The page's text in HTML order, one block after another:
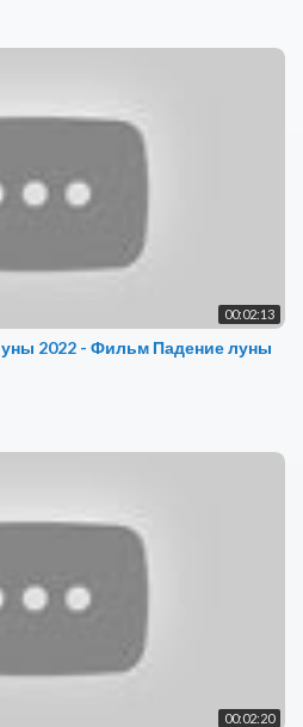
00:02:13
2022 - Фильм Падение луны
00:02:20